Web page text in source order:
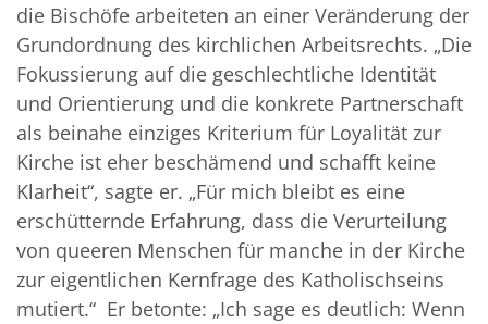
die Bischöfe arbeiteten an einer Veränderung der
Grundordnung des kirchlichen Arbeitsrechts. „Die
Fokussierung auf die geschlechtliche Identität
und Orientierung und die konkrete Partnerschaft
als beinahe einziges Kriterium für Loyalität zur
Kirche ist eher beschämend und schafft keine
Klarheit“, sagte er. „Für mich bleibt es eine
erschütternde Erfahrung, dass die Verurteilung
von queeren Menschen für manche in der Kirche
zur eigentlichen Kernfrage des Katholischseins
mutiert.“ Er betonte: „Ich sage es deutlich: Wenn